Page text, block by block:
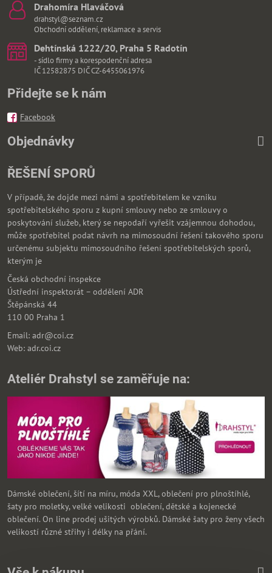
Drahomíra Hlaváčová
drahstyl@seznam.cz
Obchodní oddělení, reklamace a servis
Dehtínská 1222/20, Praha 5 Radotín
- sídlo firmy a korespodenční adresa
IČ 12582875 DIČ CZ-6455061976
Přidejte se k nám
Facebook
Objednávky
ŘEŠENÍ SPORŮ
V případě, že dojde mezi námi a spotřebitelem ke vzniku
spotřebitelského sporu z kupní smlouvy nebo ze smlouvy o
poskytování služeb, který se nepodaří vyřešit vzájemnou dohodou,
může spotřebitel podat návrh na mimosoudní řešení takového sporu
určenému subjektu mimosoudního řešení spotřebitelských sporů,
kterým je
Česká obchodní inspekce
Ústřední inspektorát – oddělení ADR
Štěpánská 44
110 00 Praha 1
Email: adr@coi.cz
Web: adr.coi.cz
Ateliér Drahstyl se zaměřuje na:
Dámské oblečení, šítí na míru, móda XXL, oblečení pro plnoštíhlé,
šaty pro moletky, velké velikosti oblečení, dětské a kojenecké
oblečení. On line prodej ušitých výrobků. Dámské šaty pro ženy všech
velikostí různé střihy i délky na přání.